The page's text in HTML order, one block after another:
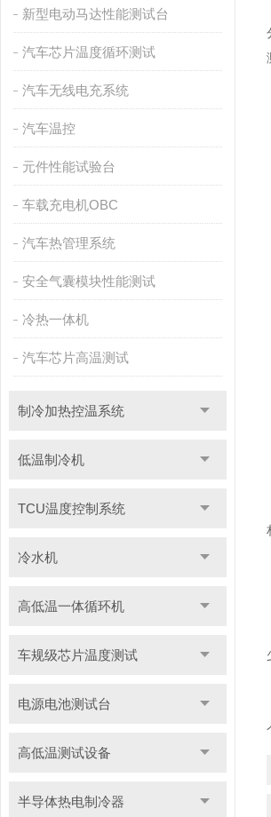
新型电动马达性能测试台
汽车芯片温度循环测试
汽车无线电充系统
汽车温控
元件性能试验台
车载充电机OBC
汽车热管理系统
安全气囊模块性能测试
冷热一体机
汽车芯片高温测试
制冷加热控温系统
低温制冷机
TCU温度控制系统
冷水机
高低温一体循环机
车规级芯片温度测试
电源电池测试台
高低温测试设备
半导体热电制冷器